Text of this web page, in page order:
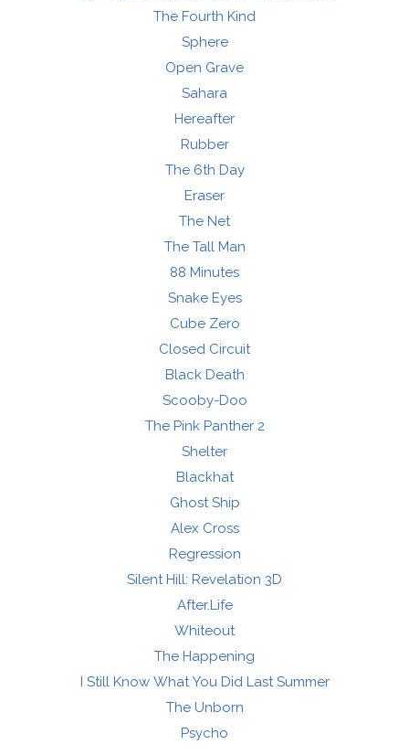
The Fourth Kind
Sphere
Open Grave
Sahara
Hereafter
Rubber
The 6th Day
Eraser
The Net
The Tall Man
88 Minutes
Snake Eyes
Cube Zero
Closed Circuit
Black Death
Scooby-Doo
The Pink Panther 2
Shelter
Blackhat
Ghost Ship
Alex Cross
Regression
Silent Hill: Revelation 3D
After.Life
Whiteout
The Happening
I Still Know What You Did Last Summer
The Unborn
Psycho